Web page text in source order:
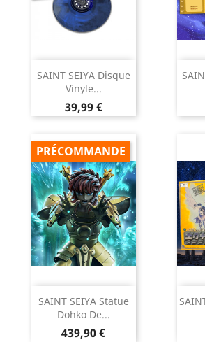
SAINT SEIYA Disque
Vinyle...
Prix
39,99 €
SAINT SEIYA Statue
Dohko De...
Prix
439,90 €
PRÉCOMMANDE